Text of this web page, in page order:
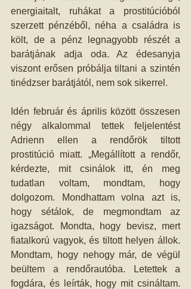
energiaitalt, ruhákat a prostitúcióból
szerzett pénzéből, néha a családra is
költ, de a pénz legnagyobb részét a
barátjának adja oda. Az édesanyja
viszont erősen próbálja tiltani a szintén
tinédzser barátjától, nem sok sikerrel.
Idén február és április között összesen
négy alkalommal tettek feljelentést
Adrienn ellen a rendőrök tiltott
prostitúció miatt. „Megállított a rendőr,
kérdezte, mit csinálok itt, én meg
tudatlan voltam, mondtam, hogy
dolgozom. Mondhattam volna azt is,
hogy sétálok, de megmondtam az
igazságot. Mondta, hogy bevisz, mert
fiatalkorú vagyok, és tiltott helyen állok.
Mondtam, hogy nehogy már, de végül
beültem a rendőrautóba. Letettek a
fogdára, és leírták, hogy mit csináltam.